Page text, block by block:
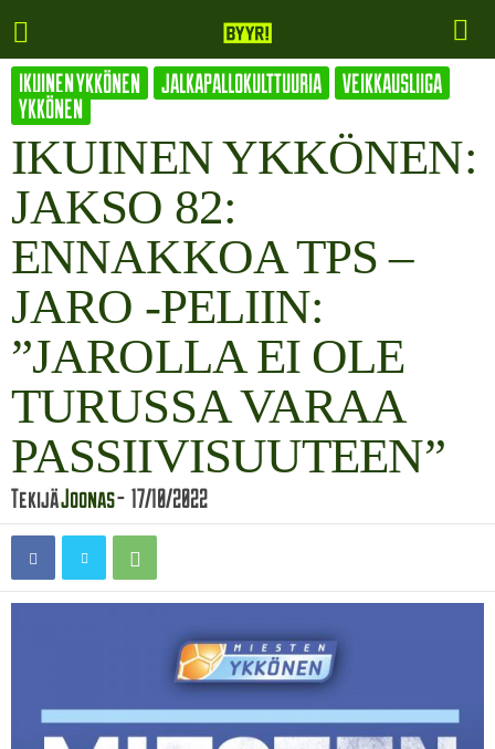
IKUINEN YKKÖNEN JALKAPALLOKULTTUURIA
VEIKKAUSLIIGA
YKKÖNEN
IKUINEN YKKÖNEN:
JAKSO 82:
ENNAKKOA TPS –
JARO -PELIIN:
”JAROLLA EI OLE
TURUSSA VARAA
PASSIIVISUUTEEN”
TekijäJoonas- 17/10/2022